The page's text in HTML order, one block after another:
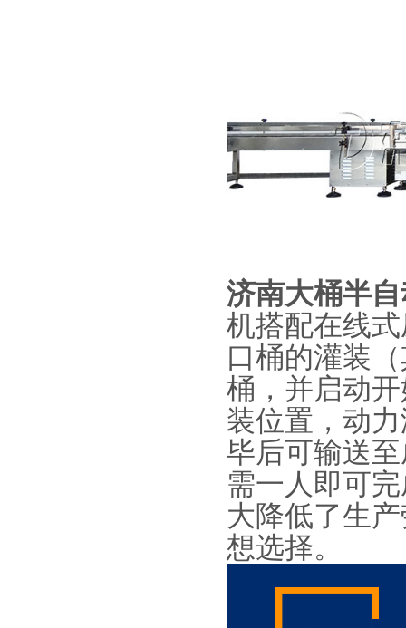
济南大桶半
机搭配在线
口桶的灌装
桶，并启动
装位置，动
毕后可输送
需一人即可
大降低了生
想选择。